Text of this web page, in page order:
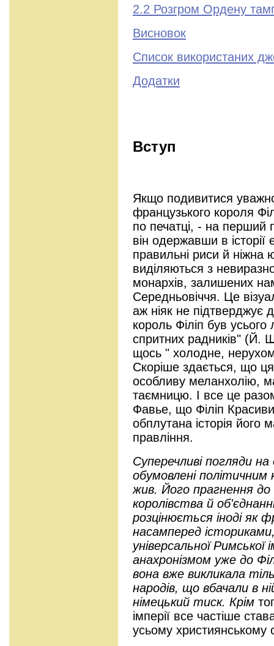
2.2 Розгром Ордену
Висновок
Список використаних
Додатки
Вступ
Якщо подивитися
французького короля
по печатці, - на перший
він одержавши в історії
правильні риси й ніжна
виділяються з
монархів, залишених
Середньовіччя. Це
аж ніяк не підтверджує
король Філіп був
спритних радників" (Й.
щось " холодне,
Скоріше здається, що
особливу меланхолію,
таємницю. І все це
Фавье, що Філіп
обплутана історія його
правління.
Суперечливі погляди
обумовлені політичним
жив. Його прагнення до
королівства й
розцінюється іноді як
насамперед
універсальної Римської
анахронізмом уже до
вона вже викликала
народів, що вбачали в
німецький тиск. Крім
імперії все частіше
усьому християнському